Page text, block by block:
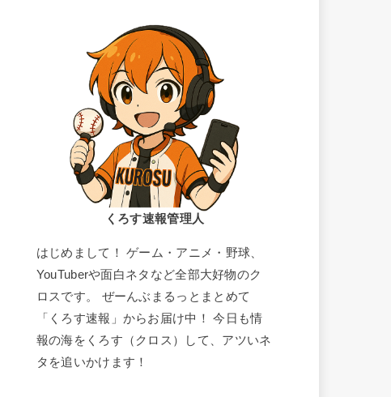
くろす速報管理人
はじめまして！ ゲーム・アニメ・野球、
YouTuberや面白ネタなど全部大好物のク
ロスです。 ぜーんぶまるっとまとめて
「くろす速報」からお届け中！ 今日も情
報の海をくろす（クロス）して、アツいネ
タを追いかけます！